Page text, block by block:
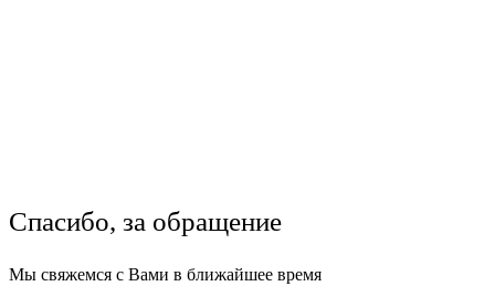
Спасибо, за обращение
Мы свяжемся с Вами в ближайшее время